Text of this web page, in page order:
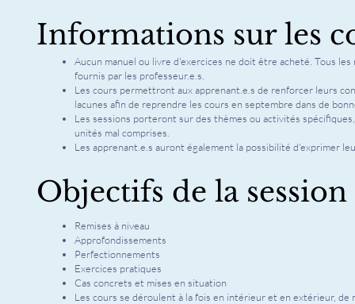
Informations sur les
Aucun manuel ou livre d'exercices ne doit être acheté. Tous
fournis par les professeur.e.s.
Les cours permettront aux apprenant.e.s de renforcer leurs
lacunes afin de reprendre les cours en septembre dans de
Les sessions porteront sur des thèmes ou activités
unités mal comprises.
Les apprenant.e.s auront également la possibilité d'exprimer
Objectifs de la session
Remises à niveau
Approfondissements
Perfectionnements
Exercices pratiques
Cas concrets et mises en situation
Les cours se déroulent à la fois en intérieur et en extérieur, de